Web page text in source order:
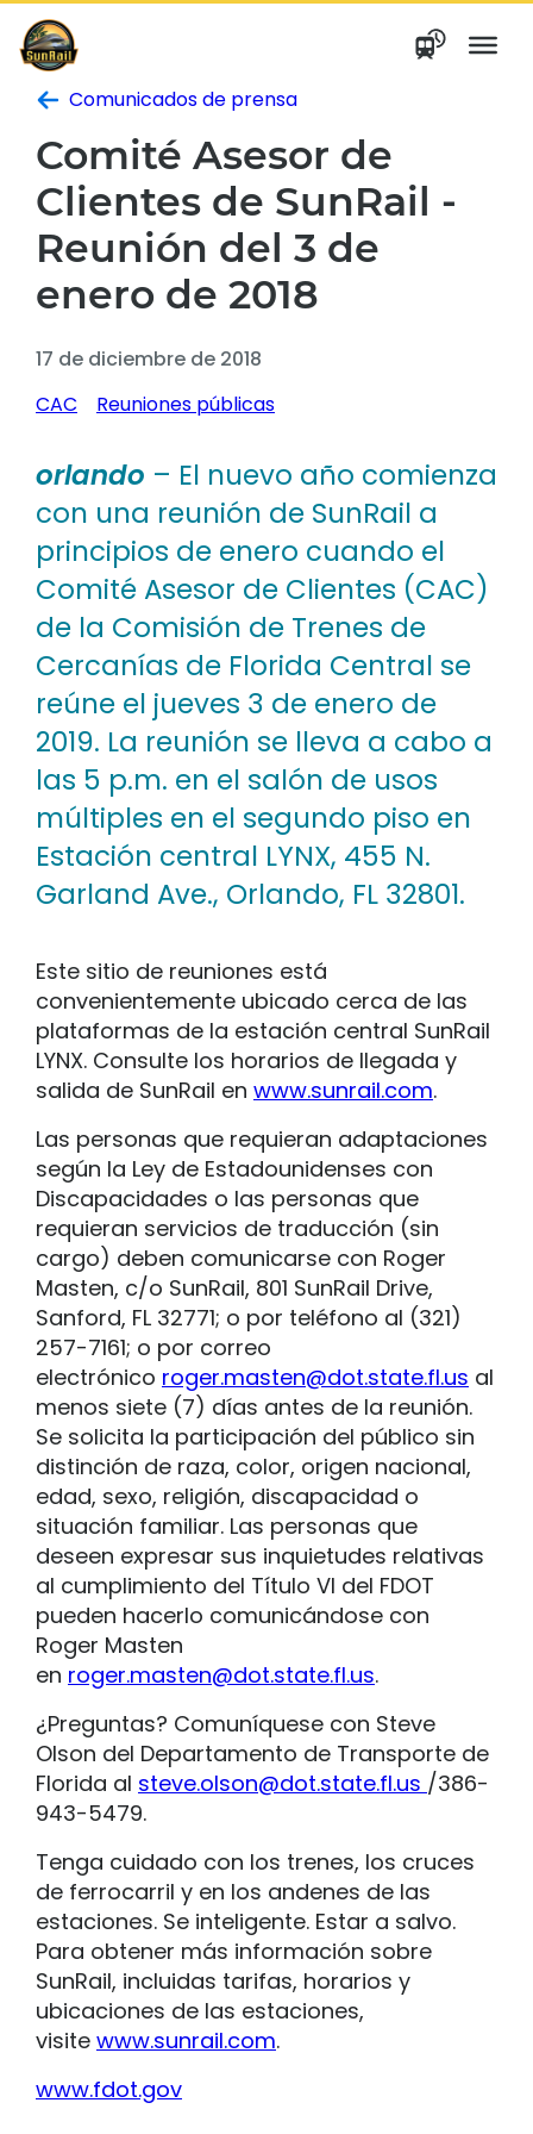
saltar
contenido
Comunicados de prensa
Comité Asesor de
Clientes de SunRail -
Reunión del 3 de
enero de 2018
17 de diciembre de 2018
CAC
Reuniones públicas
orlando – El nuevo año comienza
con una reunión de SunRail a
principios de enero cuando el
Comité Asesor de Clientes (CAC)
de la Comisión de Trenes de
Cercanías de Florida Central se
reúne el jueves 3 de enero de
2019. La reunión se lleva a cabo a
las 5 p.m. en el salón de usos
múltiples en el segundo piso en
Estación central LYNX, 455 N.
Garland Ave., Orlando, FL 32801.
Este sitio de reuniones está
convenientemente ubicado cerca de las
plataformas de la estación central SunRail
LYNX. Consulte los horarios de llegada y
salida de SunRail en www.sunrail.com.
Las personas que requieran adaptaciones
según la Ley de Estadounidenses con
Discapacidades o las personas que
requieran servicios de traducción (sin
cargo) deben comunicarse con Roger
Masten, c/o SunRail, 801 SunRail Drive,
Sanford, FL 32771; o por teléfono al (321)
257-7161; o por correo
electrónico roger.masten@dot.state.fl.us al
menos siete (7) días antes de la reunión.
Se solicita la participación del público sin
distinción de raza, color, origen nacional,
edad, sexo, religión, discapacidad o
situación familiar. Las personas que
deseen expresar sus inquietudes relativas
al cumplimiento del Título VI del FDOT
pueden hacerlo comunicándose con
Roger Masten
en roger.masten@dot.state.fl.us.
¿Preguntas? Comuníquese con Steve
Olson del Departamento de Transporte de
Florida al steve.olson@dot.state.fl.us /386-
943-5479.
Tenga cuidado con los trenes, los cruces
de ferrocarril y en los andenes de las
estaciones. Se inteligente. Estar a salvo.
Para obtener más información sobre
SunRail, incluidas tarifas, horarios y
ubicaciones de las estaciones,
visite www.sunrail.com.
www.fdot.gov